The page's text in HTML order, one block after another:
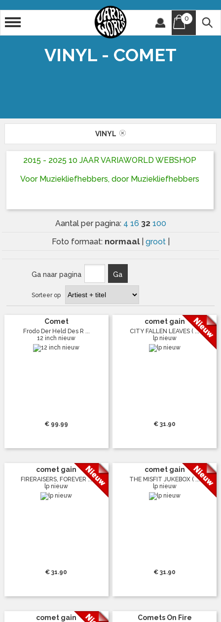
0
VINYL - COMET
VINYL
2015 - 2025 10 JAAR VARIAWORLD WEBSHOP
Voor Muziekliefhebbers, door Muziekliefhebbers
Aantal per pagina: 4 16 32 100
Foto formaat: normaal groot
Ga naar pagina Ga
Sorteer op
Comet
Frodo Der Held Des R ...
12 inch nieuw
€ 99.99
comet gain
CITY FALLEN LEAVES ( ...
lp nieuw
€ 31.90
comet gain
FIRERAISERS, FOREVER ...
lp nieuw
€ 31.90
comet gain
THE MISFIT JUKEBOX ( ...
lp nieuw
€ 31.90
comet gain Comets On Fire